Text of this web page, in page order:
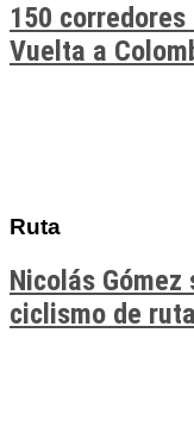
150
Vuelta a
Ruta
Nicolás
ciclismo de